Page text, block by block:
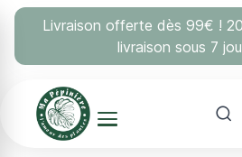
Livraison offerte dès 99€ !
livraison sous 7
Panneau de gestion des cookies